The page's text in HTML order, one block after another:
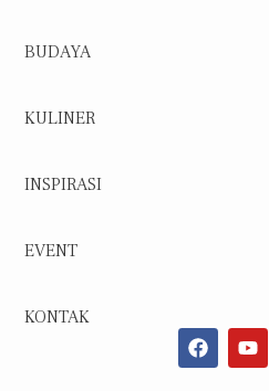
BUDAYA
KULINER
INSPIRASI
EVENT
KONTAK